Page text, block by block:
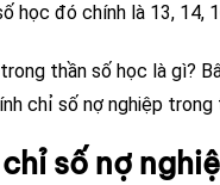
học đó chính là 13, 14,
thần số học là gì?
chỉ số nợ nghiệp trong
số nợ